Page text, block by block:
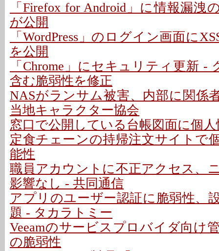
「Firefox for Android」に情報漏洩
が公開
「WordPress」のログイン画面に
を公開
「Chrome」にセキュリティ更新 -
含む脆弱性を修正
NASがランサム被害、内部に関係
当地キャラクター協会
窓口で公開している台帳図面に個
定食チェーンの持帰注文サイトで
能性
職員アカウントに不正アクセス、
影響なし - 共同通信
アプリのユーザー認証に脆弱性、
題 - タカラトミー
Veeamのサービスプロバイダ向け
の脆弱性